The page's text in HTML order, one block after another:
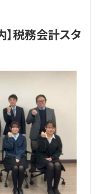
】税務会計スタ